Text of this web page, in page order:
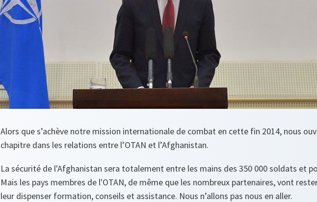
Alors que s’achève notre mission internationale de combat en cette fin 2014, nous
chapitre dans les relations entre l’OTAN et l’Afghanistan.
La sécurité de l'Afghanistan sera totalement entre les mains des 350 000 soldats et
Mais les pays membres de l'OTAN, de même que les nombreux partenaires, vont
leur dispenser formation, conseils et assistance. Nous n’allons pas nous en aller.